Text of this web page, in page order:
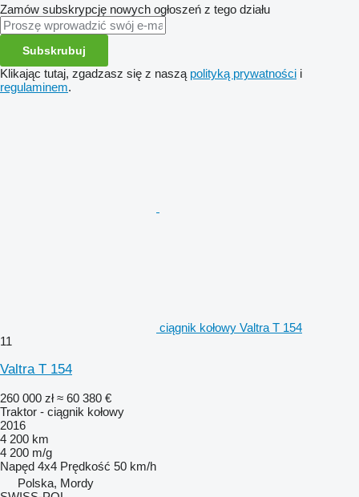
Zamów subskrypcję nowych ogłoszeń z tego działu
Subskrubuj
Klikając tutaj, zgadzasz się z naszą polityką prywatności i
regulaminem.
ciągnik kołowy Valtra T 154
11
Valtra T 154
260 000 zł ≈ 60 380 €
Traktor - ciągnik kołowy
2016
4 200 km
4 200 m/g
Napęd 4x4 Prędkość 50 km/h
Polska, Mordy